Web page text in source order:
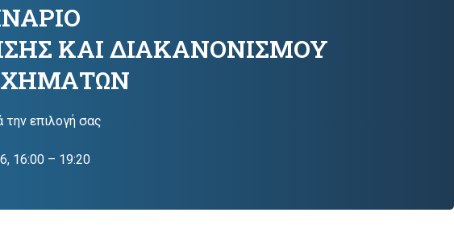
ΚΑΙ ΔΙΑΚΑΝΟΝΙΣΜΟΥ
την επιλογή σας
16:00 – 19:20